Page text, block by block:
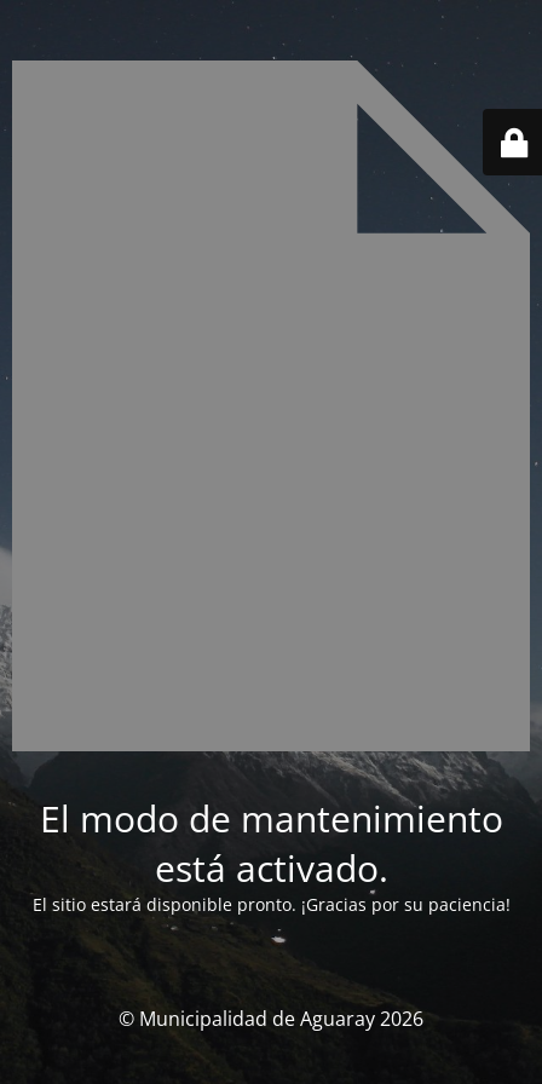
El modo de mantenimiento
está activado.
El sitio estará disponible pronto. ¡Gracias por su paciencia!
© Municipalidad de Aguaray 2026